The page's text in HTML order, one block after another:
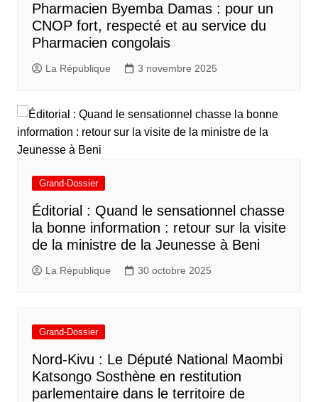
Pharmacien Byemba Damas : pour un
CNOP fort, respecté et au service du
Pharmacien congolais
La République 3 novembre 2025
Grand-Dossier
Éditorial : Quand le sensationnel chasse
la bonne information : retour sur la visite
de la ministre de la Jeunesse à Beni
La République 30 octobre 2025
Grand-Dossier
Nord-Kivu : Le Député National Maombi
Katsongo Sosthène en restitution
parlementaire dans le territoire de